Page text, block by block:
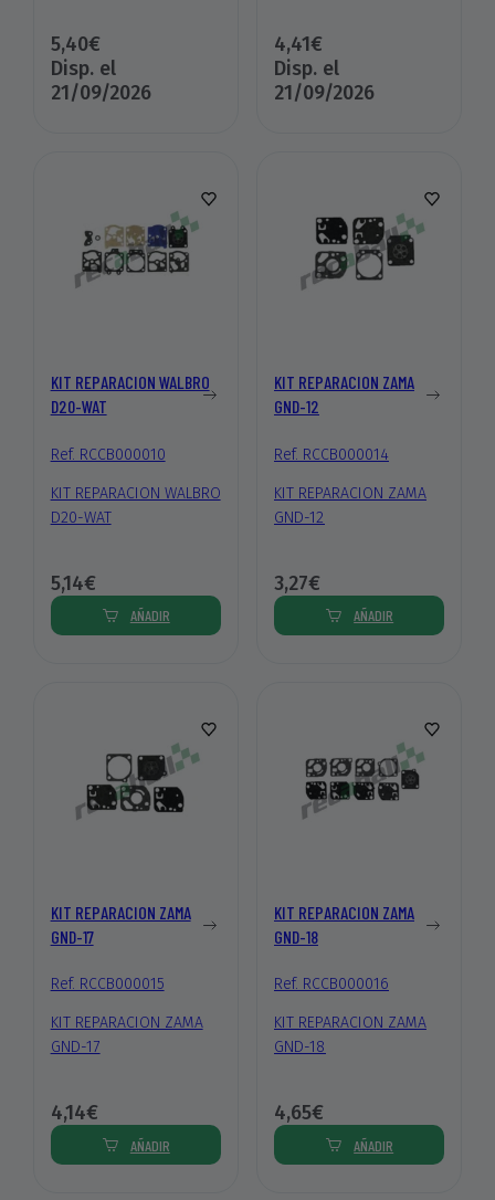
5,40€
Disp. el
21/09/2026
4,41€
Disp. el
21/09/2026
KIT REPARACION WALBRO
D20-WAT
Ref. RCCB000010
KIT REPARACION WALBRO
D20-WAT
5,14€
AÑADIR
KIT REPARACION ZAMA
GND-12
Ref. RCCB000014
KIT REPARACION ZAMA
GND-12
3,27€
AÑADIR
KIT REPARACION ZAMA
GND-17
Ref. RCCB000015
KIT REPARACION ZAMA
GND-17
4,14€
AÑADIR
KIT REPARACION ZAMA
GND-18
Ref. RCCB000016
KIT REPARACION ZAMA
GND-18
4,65€
AÑADIR